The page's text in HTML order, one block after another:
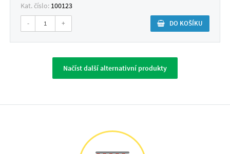
Kat. číslo: 100123
- + DO KOŠÍKU
Načíst další alternativní produkty